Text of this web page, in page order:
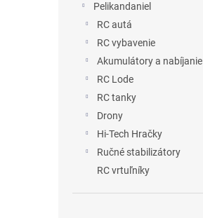
Pelikandaniel
RC autá
RC vybavenie
Akumulátory a nabíjanie
RC Lode
RC tanky
Drony
Hi-Tech Hračky
Ručné stabilizátory
RC vrtuľníky